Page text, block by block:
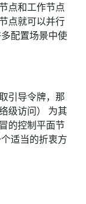
点和工作节点
点就可以并行
配置场景中使
引导令牌，那
级访问） 为其
的控制平面节
适当的折衷方